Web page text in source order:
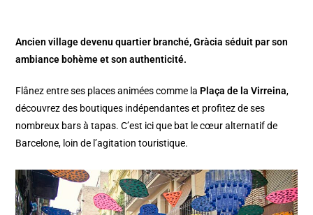
Ancien village devenu quartier branché, Gràcia séduit par son
ambiance bohème et son authenticité.
Flânez entre ses places animées comme la Plaça de la Virreina,
découvrez des boutiques indépendantes et profitez de ses
nombreux bars à tapas. C’est ici que bat le cœur alternatif de
Barcelone, loin de l’agitation touristique.